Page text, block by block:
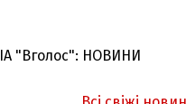
ІА "Вголос": НОВИНИ